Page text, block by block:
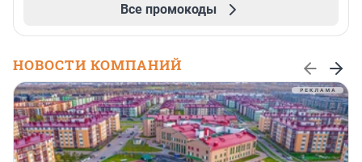
Все промокоды
НОВОСТИ КОМПАНИЙ